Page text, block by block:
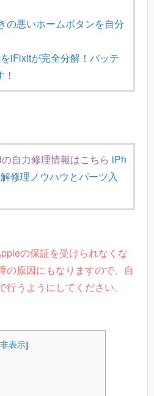
の悪いホームボタンを自分
iFixitが完全分解！バッテ
自力修理情報はこちら iPh
修理ノウハウとパーツ入
の保証を受けられなくな
の原因にもなりますので、自
うようにしてください。
非表示]